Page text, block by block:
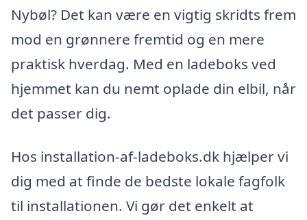
Nybøl? Det kan være en vigtig skridts frem
mod en grønnere fremtid og en mere
praktisk hverdag. Med en ladeboks ved
hjemmet kan du nemt oplade din elbil, når
det passer dig.
Hos installation-af-ladeboks.dk hjælper vi
dig med at finde de bedste lokale fagfolk
til installationen. Vi gør det enkelt at